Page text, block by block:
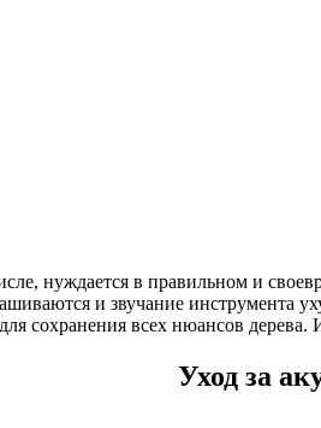
нуждается в правильном и
и звучание инструмента
сохранения всех нюансов
Уход за